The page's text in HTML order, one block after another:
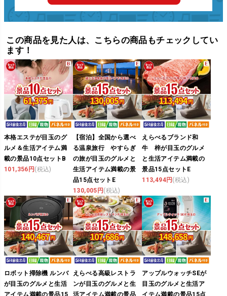
この商品を見た人は、こちらの商品もチェックしてい
ます！
本格エステが目玉のグ
ルメ＆生活アイテム満
載の景品10点セットB
101,356円(税込)
【宿泊】全国から選べ
る温泉旅行 やすらぎ
の旅が目玉のグルメと
生活アイテム満載の景
品15点セットE
130,005円(税込)
えらべるブランド和
牛 梓が目玉のグルメ
と生活アイテム満載の
景品15点セットE
113,494円(税込)
ロボット掃除機 ルンバ
が目玉のグルメと生活
アイテム満載の景品15
えらべる高級レストラ
ンが目玉のグルメと生
活アイテム満載の景品
アップルウォッチSEが
目玉のグルメと生活ア
イテム満載の景品15点